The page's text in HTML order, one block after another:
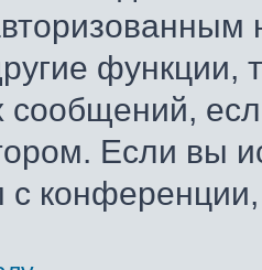
функции,
сообщений,
Если вы